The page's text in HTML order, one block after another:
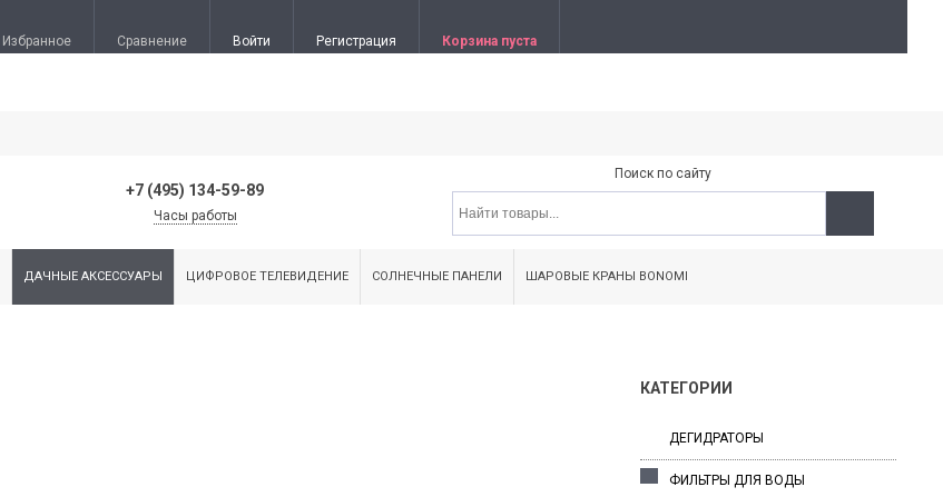
Избранное Сравнение Войти Регистрация Корзина пуста
+7 (495) 134-59-89
Часы работы
Поиск по сайту
ДАЧНЫЕ АКСЕССУАРЫ ЦИФРОВОЕ ТЕЛЕВИДЕНИЕ СОЛНЕЧНЫЕ ПАНЕЛИ ШАРОВЫЕ КРАНЫ BONOMI
КАТЕГОРИИ
ДЕГИДРАТОРЫ
ФИЛЬТРЫ ДЛЯ ВОДЫ